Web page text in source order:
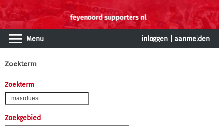
Menu inloggen aanmelden
Zoekterm
Zoekterm
Zoekgebied